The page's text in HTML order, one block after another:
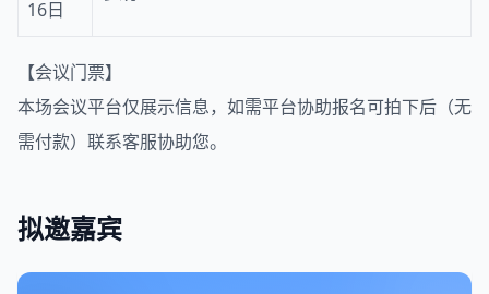
16日
【会议门票】
本场会议平台仅展示信息，如需平台协助报名可拍下后（无
需付款）联系客服协助您。
拟邀嘉宾